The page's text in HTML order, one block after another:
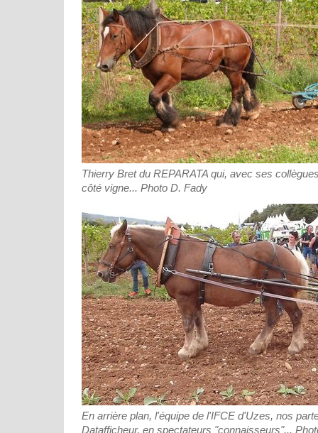
Thierry Bret du REPARATA qui, avec ses
côté vigne... Photo D. Fady
En arrière plan, l'équipe de l'IFCE d'Uzes, nos
Datafficheur, en spectateurs "connaisseurs"...